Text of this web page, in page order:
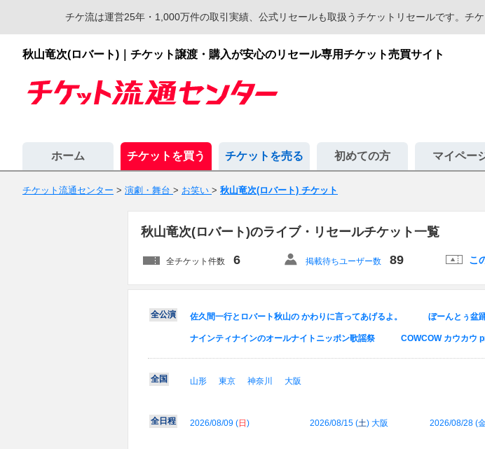
チケ流は運営25年・1,000万件の取引実績、公式リセールも取扱うチケットリセールです。チ
秋山竜次(ロバート)｜チケット譲渡・購入が安心のリセール専用チケット売買サイト
ホーム チケットを買う チケットを売る 初めての方 マイペー
チケット流通センター > 演劇・舞台 > お笑い > 秋山竜次(ロバート) チケット
秋山竜次(ロバート)のライブ・リセールチケット一覧
全チケット件数 6 掲載待ちユーザー数 89 こ
全公演 佐久間一行とロバート秋山の かわりに言ってあげるよ。 ぼーんとぅ盆
ナインティナインのオールナイトニッポン歌謡祭 COWCOW カウカウ
全国 山形 東京 神奈川 大阪
全日程 2026/08/09 (日 ) 2026/08/15 (土) 大阪 2026/08/28 (